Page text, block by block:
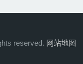
reserved. 网站地图